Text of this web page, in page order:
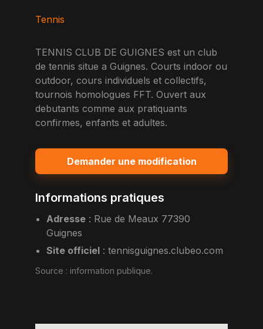
Tennis
TENNIS CLUB DE GUIGNES est un club
de tennis situe a Guignes. Courts indoor ou
outdoor, cours individuels et collectifs,
tournois homologues FFT. Ouvert aux
debutants comme aux pratiquants
confirmes, enfants et adultes.
Demander une modification
Informations pratiques
Adresse : Rue de Meaux 77390
Guignes
Site officiel :tennisguignes.clubeo.com
Source : information publique.